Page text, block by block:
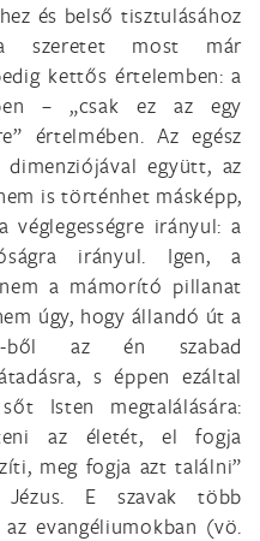
és belső tisztulásához
szeretet most már
kettős értelemben: a
– „csak ez az egy
értelmében. Az egész
együtt, az
is történhet másképp,
irányul: a
irányul. Igen, a
a mámorító pillanat
úgy, hogy állandó út a
ből az én szabad
s éppen ezáltal
Isten megtalálására:
az életét, el fogja
meg fogja azt találni”
E szavak több
evangéliumokban (vö.